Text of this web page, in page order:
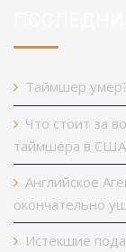
Таймшер
Что стоит за
таймшера в США
Английское
окончательно
Истёкшие